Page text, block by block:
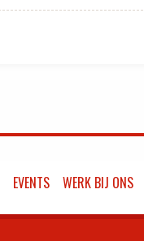
EVENTS WERK BIJ ONS